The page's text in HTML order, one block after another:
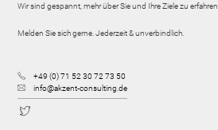
Wir sind gespannt, mehr über Sie und Ihre Ziele zu erfahren.
Melden Sie sich gerne. Jederzeit & unverbindlich.
+49 (0) 71 52 30 72 73 50
info@akzent-consulting.de